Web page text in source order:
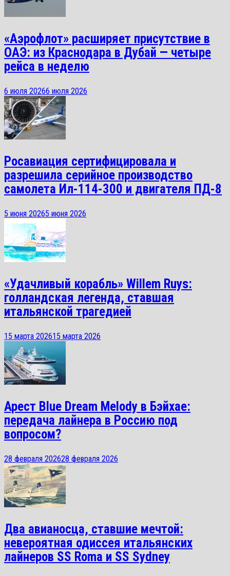
«Аэрофлот» расширяет присутствие в
ОАЭ: из Краснодара в Дубай — четыре
рейса в неделю
6 июля 20266 июля 2026
Росавиация сертифицировала и
разрешила серийное производство
самолета Ил-114-300 и двигателя ПД-8
5 июня 20265 июня 2026
«Удачливый корабль» Willem Ruys:
голландская легенда, ставшая
итальянской трагедией
15 марта 202615 марта 2026
Арест Blue Dream Melody в Бэйхае:
передача лайнера в Россию под
вопросом?
28 февраля 202628 февраля 2026
Два авианосца, ставшие мечтой:
невероятная одиссея итальянских
лайнеров SS Roma и SS Sydney